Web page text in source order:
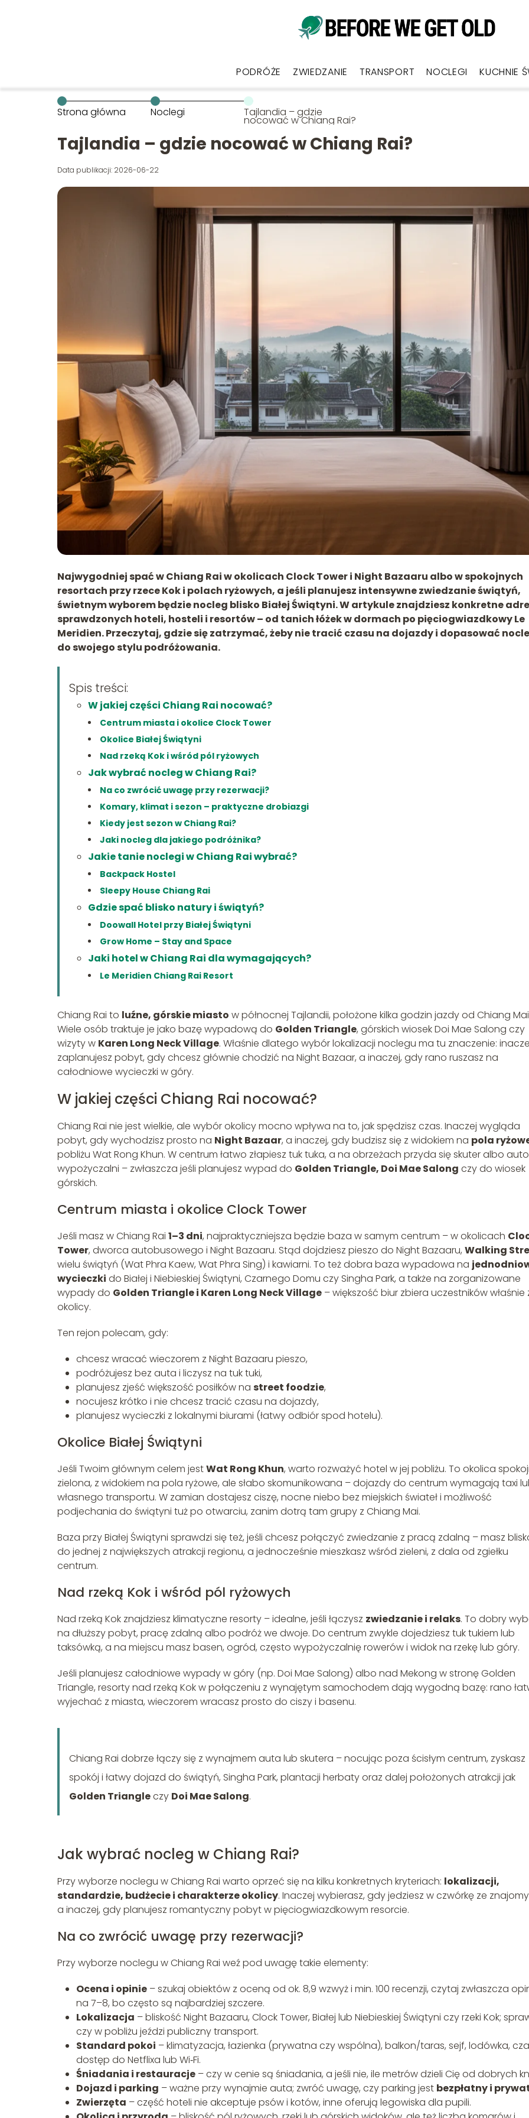
PODRÓŻE ZWIEDZANIE TRANSPORT NOCLEGI KUCHNIE
Strona główna Noclegi Tajlandia – gdzie
nocować w Chiang Rai?
Tajlandia – gdzie nocować w Chiang Rai?
Data publikacji: 2026-06-22
Najwygodniej spać w Chiang Rai w okolicach Clock Tower i Night Bazaaru albo w spokojnych
resortach przy rzece Kok i polach ryżowych, a jeśli planujesz intensywne zwiedzanie świątyń,
świetnym wyborem będzie nocleg blisko Białej Świątyni. W artykule znajdziesz konkretne
sprawdzonych hoteli, hosteli i resortów – od tanich łóżek w dormach po pięciogwiazdkowy Le
Meridien. Przeczytaj, gdzie się zatrzymać, żeby nie tracić czasu na dojazdy i dopasować
do swojego stylu podróżowania.
Spis treści:
W jakiej części Chiang Rai nocować?
Centrum miasta i okolice Clock Tower
Okolice Białej Świątyni
Nad rzeką Kok i wśród pól ryżowych
Jak wybrać nocleg w Chiang Rai?
Na co zwrócić uwagę przy rezerwacji?
Komary, klimat i sezon – praktyczne drobiazgi
Kiedy jest sezon w Chiang Rai?
Jaki nocleg dla jakiego podróżnika?
Jakie tanie noclegi w Chiang Rai wybrać?
Backpack Hostel
Sleepy House Chiang Rai
Gdzie spać blisko natury i świątyń?
Doowall Hotel przy Białej Świątyni
Grow Home – Stay and Space
Jaki hotel w Chiang Rai dla wymagających?
Le Meridien Chiang Rai Resort
Chiang Rai to luźne, górskie miasto w północnej Tajlandii, położone kilka godzin jazdy od Chiang
Wiele osób traktuje je jako bazę wypadową do Golden Triangle, górskich wiosek Doi Mae Salong czy
wizyty w Karen Long Neck Village. Właśnie dlatego wybór lokalizacji noclegu ma tu znaczenie:
zaplanujesz pobyt, gdy chcesz głównie chodzić na Night Bazaar, a inaczej, gdy rano ruszasz na
całodniowe wycieczki w góry.
W jakiej części Chiang Rai nocować?
Chiang Rai nie jest wielkie, ale wybór okolicy mocno wpływa na to, jak spędzisz czas. Inaczej wygląda
pobyt, gdy wychodzisz prosto na Night Bazaar, a inaczej, gdy budzisz się z widokiem na pola
pobliżu Wat Rong Khun. W centrum łatwo złapiesz tuk tuka, a na obrzeżach przyda się skuter albo
wypożyczalni – zwłaszcza jeśli planujesz wypad do Golden Triangle, Doi Mae Salong czy do wiosek
górskich.
Centrum miasta i okolice Clock Tower
Jeśli masz w Chiang Rai 1–3 dni, najpraktyczniejsza będzie baza w samym centrum – w okolicach
Tower, dworca autobusowego i Night Bazaaru. Stąd dojdziesz pieszo do Night Bazaaru, Walking
wielu świątyń (Wat Phra Kaew, Wat Phra Sing) i kawiarni. To też dobra baza wypadowa na
wycieczki do Białej i Niebieskiej Świątyni, Czarnego Domu czy Singha Park, a także na zorganizowane
wypady do Golden Triangle i Karen Long Neck Village – większość biur zbiera uczestników właśnie
okolicy.
Ten rejon polecam, gdy:
chcesz wracać wieczorem z Night Bazaaru pieszo,
podróżujesz bez auta i liczysz na tuk tuki,
planujesz zjeść większość posiłków na street foodzie,
nocujesz krótko i nie chcesz tracić czasu na dojazdy,
planujesz wycieczki z lokalnymi biurami (łatwy odbiór spod hotelu).
Okolice Białej Świątyni
Jeśli Twoim głównym celem jestWat Rong Khun, warto rozważyć hotel w jej pobliżu. To okolica
zielona, z widokiem na pola ryżowe, ale słabo skomunikowana – dojazdy do centrum wymagają taxi
własnego transportu. W zamian dostajesz ciszę, nocne niebo bez miejskich świateł i możliwość
podjechania do świątyni tuż po otwarciu, zanim dotrą tam grupy z Chiang Mai.
Baza przy Białej Świątyni sprawdzi się też, jeśli chcesz połączyć zwiedzanie z pracą zdalną – masz
do jednej z największych atrakcji regionu, a jednocześnie mieszkasz wśród zieleni, z dala od zgiełku
centrum.
Nad rzeką Kok i wśród pól ryżowych
Nad rzeką Kok znajdziesz klimatyczne resorty – idealne, jeśli łączysz zwiedzanie i relaks. To dobry
na dłuższy pobyt, pracę zdalną albo podróż we dwoje. Do centrum zwykle dojedziesz tuk tukiem lub
taksówką, a na miejscu masz basen, ogród, często wypożyczalnię rowerów i widok na rzekę lub góry.
Jeśli planujesz całodniowe wypady w góry (np. Doi Mae Salong) albo nad Mekong w stronę Golden
Triangle, resorty nad rzeką Kok w połączeniu z wynajętym samochodem dają wygodną bazę: rano
wyjechać z miasta, wieczorem wracasz prosto do ciszy i basenu.
Chiang Rai dobrze łączy się z wynajmem auta lub skutera – nocując poza ścisłym centrum, zyskasz
spokój i łatwy dojazd do świątyń, Singha Park, plantacji herbaty oraz dalej położonych atrakcji jak
Golden Triangleczy Doi Mae Salong.
Jak wybrać nocleg w Chiang Rai?
Przy wyborze noclegu w Chiang Rai warto oprzeć się na kilku konkretnych kryteriach: lokalizacji,
standardzie, budżecie i charakterze okolicy. Inaczej wybierasz, gdy jedziesz w czwórkę ze
a inaczej, gdy planujesz romantyczny pobyt w pięciogwiazdkowym resorcie.
Na co zwrócić uwagę przy rezerwacji?
Przy wyborze noclegu w Chiang Rai weź pod uwagę takie elementy:
Ocena i opinie – szukaj obiektów z oceną od ok. 8,9 wzwyż i min. 100 recenzji, czytaj zwłaszcza
na 7–8, bo często są najbardziej szczere.
Lokalizacja – bliskość Night Bazaaru, Clock Tower, Białej lub Niebieskiej Świątyni czy rzeki Kok;
czy w pobliżu jeździ publiczny transport.
Standard pokoi – klimatyzacja, łazienka (prywatna czy wspólna), balkon/taras, sejf, lodówka,
dostęp do Netflixa lub Wi‑Fi.
Śniadania i restauracje – czy w cenie są śniadania, a jeśli nie, ile metrów dzieli Cię od dobrych
Dojazd i parking – ważne przy wynajmie auta; zwróć uwagę, czy parking jest bezpłatny i
Zwierzęta – część hoteli nie akceptuje psów i kotów, inne oferują legowiska dla pupili.